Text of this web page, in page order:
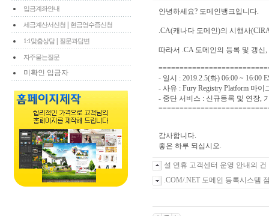
입금계좌안내
세금계산서신청 현금영수증신청
1:1맞춤상담| 질문과답변
자주묻는질문
미확인 입금자
안녕하세요? 도메인뱅크입니다.
.CA(캐나다 도메인)의 시행사
따라서 .CA 도메인의 등록 및 갱
- 일시 : 2019.2.5(화) 06:00 ~ 16:00
- 사유 : Fury Registry Platform 마이
- 중단 서비스 : 신규등록 및 연장,
감사합니다.
좋은 하루 되십시오.
설 연휴 고객센터 운영 안내의 건
.COM/.NET 도메인 등록시스템